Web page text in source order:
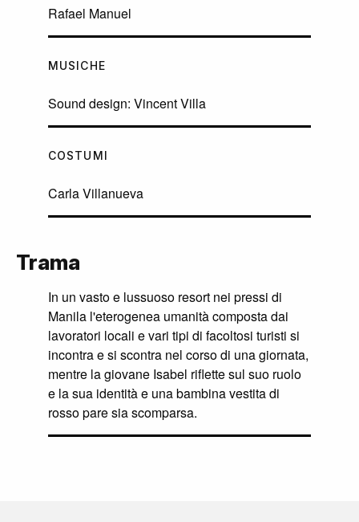
Rafael Manuel
MUSICHE
Sound design: Vincent Villa
COSTUMI
Carla Villanueva
Trama
In un vasto e lussuoso resort nei pressi di
Manila l'eterogenea umanità composta dai
lavoratori locali e vari tipi di facoltosi turisti si
incontra e si scontra nel corso di una giornata,
mentre la giovane Isabel riflette sul suo ruolo
e la sua identità e una bambina vestita di
rosso pare sia scomparsa.